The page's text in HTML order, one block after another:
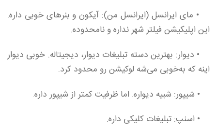
• مای ایرانسل (ایرانسل من): آیکون و بنرهای خوبی داره.
این اپلیکیشن فیلتر شهر نداره و نامحدوده.
• دیوار: بهترین دسته تبلیغات دیوار، ‌دیجیتاله. خوبی دیوار
اینه که به‌خوبی می‌شه لوکیشن رو محدود کرد.
• شیپور: شبیه دیواره. اما ظرفیت کمتر از شیپور داره.
• اسنپ: تبلیغات کلیکی داره.